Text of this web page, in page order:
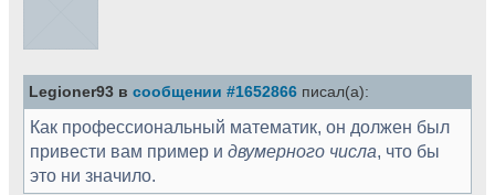
Legioner93 в сообщении #1652866 писал(а):
Как профессиональный математик, он должен был
привести вам пример и двумерного числа, что бы
это ни значило.